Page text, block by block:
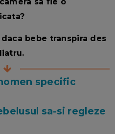
bebe transpira des
specific
sa-si regleze